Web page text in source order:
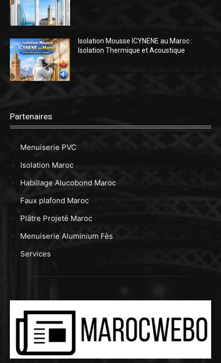
Isolation Mousse ICYNENE au Maroc :
Isolation Thermique et Acoustique
Partenaires
Menuiserie PVC
Isolation Maroc
Habillage Alucobond Maroc
Faux plafond Maroc
Plâtre Projeté Maroc
Menuiserie Aluminium Fès
Services